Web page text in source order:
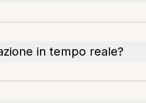
in tempo reale?